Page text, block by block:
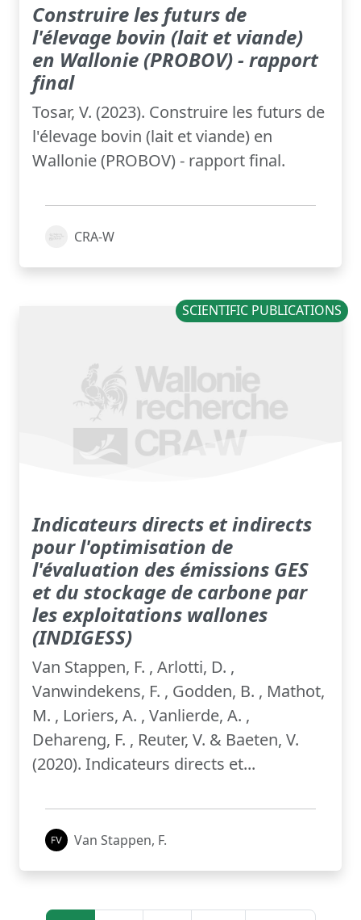
Construire les futurs de
l'élevage bovin (lait et viande)
en Wallonie (PROBOV) - rapport
final
Tosar, V. (2023). Construire les futurs de
l'élevage bovin (lait et viande) en
Wallonie (PROBOV) - rapport final.
CRA-W
SCIENTIFIC PUBLICATIONS
Indicateurs directs et indirects
pour l'optimisation de
l'évaluation des émissions GES
et du stockage de carbone par
les exploitations wallones
(INDIGESS)
Van Stappen, F. , Arlotti, D. ,
Vanwindekens, F. , Godden, B. , Mathot,
M. , Loriers, A. , Vanlierde, A. ,
Dehareng, F. , Reuter, V. & Baeten, V.
(2020). Indicateurs directs et...
Van Stappen, F.